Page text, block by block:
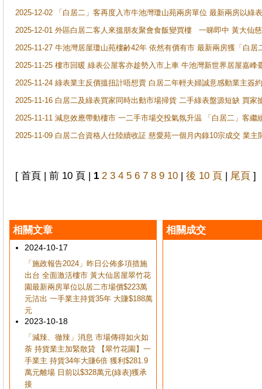
2025-12-02 「白居二」客再度入市牛池灣瓊山苑兩房單位 最新兩房以綠
2025-12-01 外區白居二客人來搵朋友聚會食飯變買樓 一睇即中 黃大仙
2025-11-27 牛池灣居屋瓊山苑樓齢42年 依然有價有市 最新兩房獲「白居
2025-11-25 樓市回暖 綠表公屋客亦趁勢入市上車 牛池灣新世界居屋嘉峰
2025-11-24 綠表業主反價搵扭計唔想賣 白居二年輕夫婦誠意感動業主簽
2025-11-16 白居二及綠表買家同時出動市場掃貨 二手綠表盤源短缺 買
2025-11-11 減息效應帶動樓市 一二手市場交投氣氛升温 「白居二」客
2025-11-09 白居二合資格人仕陸續收証 慈愛苑一個月內錄10宗成交 業
[ 首頁 | 前 10 頁 | 1 2 3 4 5 6 7 8 9 10 | 後 10 頁 | 尾頁 ]
相關文章
2024-10-17
「施政報告2024」昨日公佈多項措施
出台 全面激活樓市 黃大仙居屋翠竹花
園最新兩房單位以居二市場價$223萬
元沽出 一手業主持貨35年 大賺$188萬
元
2023-10-18
「減辣、徹辣」消息 市場傳得如火如
荼 持貨業主加緊散貸 【翠竹花園】一
手業主 持貨34年大賺6倍 獲利$281.9
萬元離場 日前以$328萬元(綠表)獲承
接
相關成交